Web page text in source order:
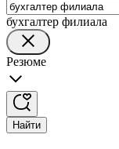
бухгалтер филиала
Резюме
Найти